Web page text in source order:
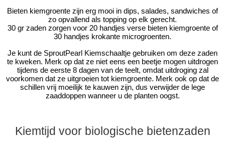
Bieten kiemgroente zijn erg mooi in dips, salades, sandwiches of
zo opvallend als topping op elk gerecht.
30 gr zaden zorgen voor 20 handjes verse bieten kiemgroente of
30 handjes krokante microgroenten.
Je kunt de SproutPearl Kiemschaaltje gebruiken om deze zaden
te kweken. Merk op dat ze niet eens een beetje mogen uitdrogen
tijdens de eerste 8 dagen van de teelt, omdat uitdroging zal
voorkomen dat ze uitgroeien tot kiemgroente. Merk ook op dat de
schillen vrij moeilijk te kauwen zijn, dus verwijder de lege
zaaddoppen wanneer u de planten oogst.
Kiemtijd voor biologische bietenzaden